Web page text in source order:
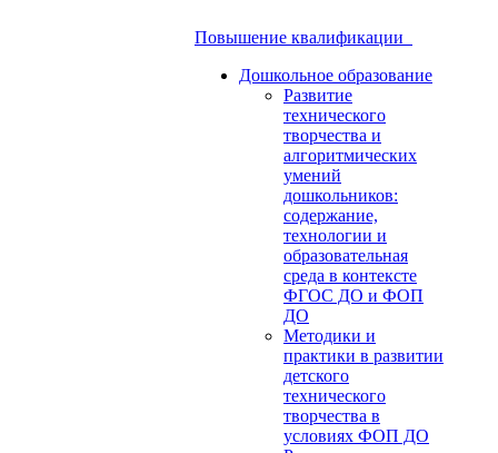
Повышение квалификации
Дошкольное образование
Развитие
технического
творчества и
алгоритмических
умений
дошкольников:
содержание,
технологии и
образовательная
среда в контексте
ФГОС ДО и ФОП
ДО
Методики и
практики в развитии
детского
технического
творчества в
условиях ФОП ДО